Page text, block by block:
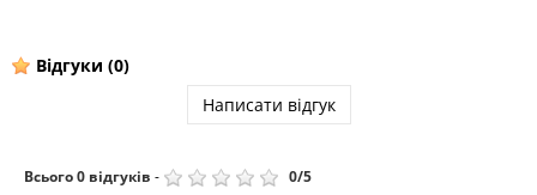
Відгуки (0)
Написати відгук
Всього0 відгуків - 0/5